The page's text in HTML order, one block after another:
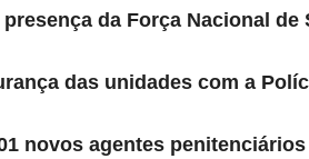
da Força Nacional de
das unidades com a
novos agentes